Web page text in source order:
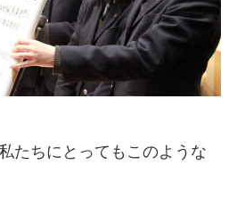
たちにとってもこのような